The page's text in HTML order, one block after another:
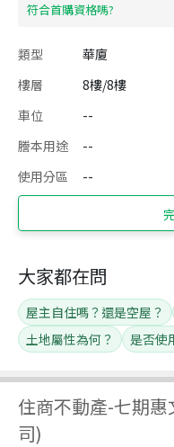
​符合首購資格嗎?
類型 華廈
樓層
8樓/8樓
車位
--
謄本用途
--
使用分區
--
住商不動產-七期惠
司)
大家都在問
屋主自住嗎？還是空屋？
土地屬性為何？
是否使